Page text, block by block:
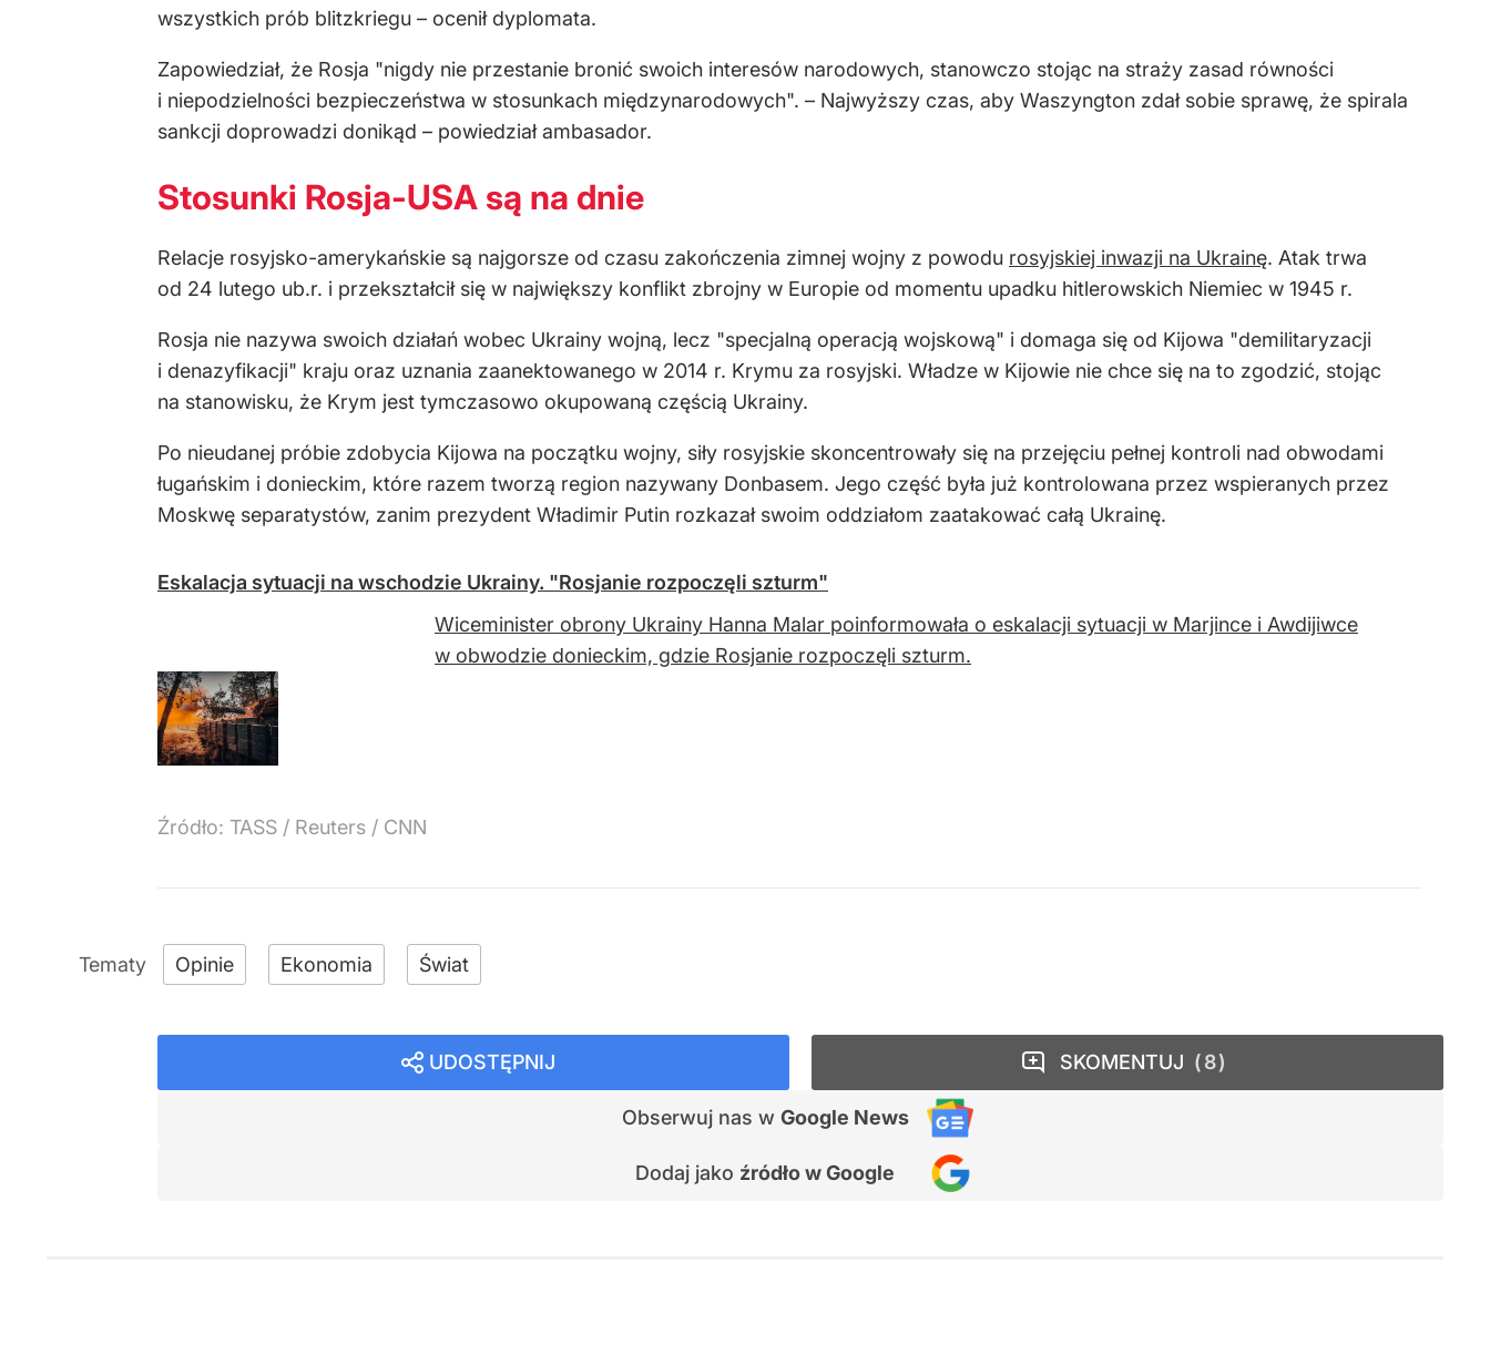
wszystkich prób blitzkriegu – ocenił dyplomata.
Zapowiedział, że Rosja "nigdy nie przestanie bronić swoich interesów narodowych, stanowczo stojąc na straży zasad równości
i niepodzielności bezpieczeństwa w stosunkach międzynarodowych". – Najwyższy czas, aby Waszyngton zdał sobie sprawę, że spirala
sankcji doprowadzi donikąd – powiedział ambasador.
Stosunki Rosja-USA są na dnie
Relacje rosyjsko-amerykańskie są najgorsze od czasu zakończenia zimnej wojny z powodu rosyjskiej inwazji na Ukrainę. Atak trwa
od 24 lutego ub.r. i przekształcił się w największy konflikt zbrojny w Europie od momentu upadku hitlerowskich Niemiec w 1945 r.
Rosja nie nazywa swoich działań wobec Ukrainy wojną, lecz "specjalną operacją wojskową" i domaga się od Kijowa "demilitaryzacji
i denazyfikacji" kraju oraz uznania zaanektowanego w 2014 r. Krymu za rosyjski. Władze w Kijowie nie chce się na to zgodzić, stojąc
na stanowisku, że Krym jest tymczasowo okupowaną częścią Ukrainy.
Po nieudanej próbie zdobycia Kijowa na początku wojny, siły rosyjskie skoncentrowały się na przejęciu pełnej kontroli nad obwodami
ługańskim i donieckim, które razem tworzą region nazywany Donbasem. Jego część była już kontrolowana przez wspieranych przez
Moskwę separatystów, zanim prezydent Władimir Putin rozkazał swoim oddziałom zaatakować całą Ukrainę.
Eskalacja sytuacji na wschodzie Ukrainy. "Rosjanie rozpoczęli szturm"
Wiceminister obrony Ukrainy Hanna Malar poinformowała o eskalacji sytuacji w Marjince i Awdijiwce
w obwodzie donieckim, gdzie Rosjanie rozpoczęli szturm.
Źródło: TASS / Reuters / CNN
Opinie Ekonomia Świat
UDOSTĘPNIJ
Obserwuj nas w Google News
Dodaj jako źródło w Google
SKOMENTUJ 8